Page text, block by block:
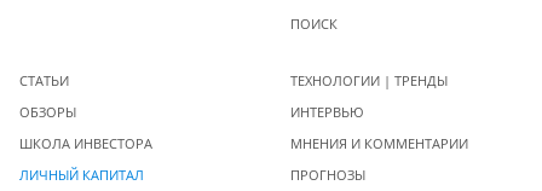
ПОИСК
СТАТЬИ
ОБЗОРЫ
ШКОЛА ИНВЕСТОРА
ЛИЧНЫЙ КАПИТАЛ
ТЕХНОЛОГИИ | ТРЕНДЫ
ИНТЕРВЬЮ
МНЕНИЯ И КОММЕНТАРИИ
ПРОГНОЗЫ